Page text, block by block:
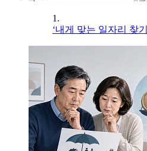
1.
‘내게 맞는 일자리 찾